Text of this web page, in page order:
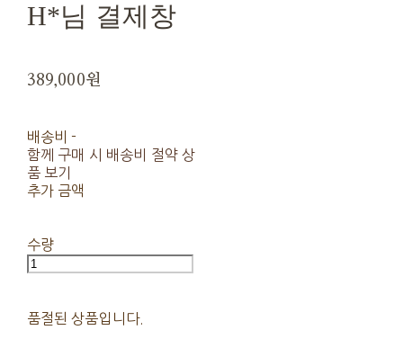
H*님 결제창
389,000원
배송비 -
함께 구매 시 배송비 절약 상
품 보기
추가 금액
수량
품절된 상품입니다.